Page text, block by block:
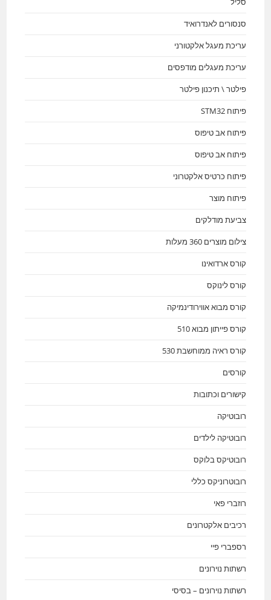
סנסורים לאנדרואיד
עריכת מעגל אלקטורני
עריכת מעגלים מודפסים
פילטר \ תיכנון פילטר
פיתוח STM32
פיתוח אב טיפוס
פיתוח אב טיפוס
פיתוח כרטיס אלקטרוני
פיתוח מוצר
צביעת מודלקים
צילום מוצרים 360 מעלות
קורס ארדואינו
קורס לינוקס
קורס מבוא אווירודינמיקה
קורס פייתון מבוא 510
קורס ראיה ממוחשבת 530
קורסים
קישורים וכתובות
רובוטיקה
רובוטיקה לילדים
רובוטיקס בלוקס
רובוטרוניקס כללי
רוזברי פאי
רכיבים אלקטרונים
רספברי פיי
רשתות נוירונים
רשתות נוירונים – בסיסי